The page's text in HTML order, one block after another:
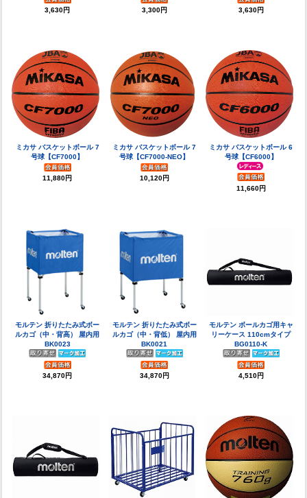
3,630円 3,300円 3,630円
ミカサ バスケットボール 7
号球【CF7000】
11,880円
ミカサ バスケットボール 7
号球【CF7000-NEO】
10,120円
ミカサ バスケットボール 6
号球【CF6000】
11,660円
モルテン 折りたたみ式ボー
ルカゴ（中・背高） 屋内用
BK0023
34,870円
モルテン 折りたたみ式ボー
ルカゴ（中・背低） 屋内用
BK0021
34,870円
モルテン ボールカゴ用キャ
リーケース 110cmタイプ
BG0110-K
4,510円